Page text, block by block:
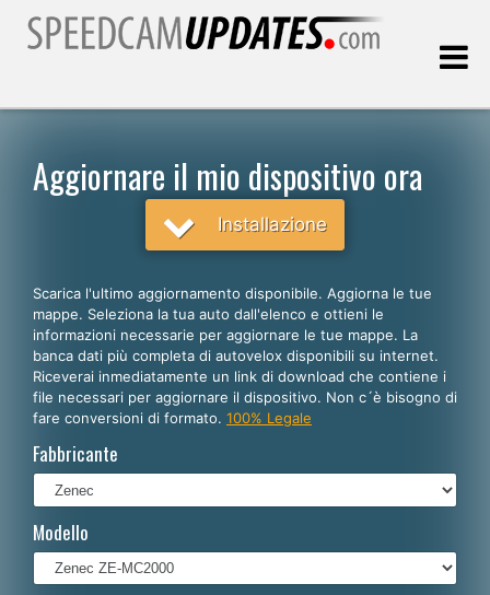
Italiano
English
Español
Deutsch
Polski
Aggiornare il mio dispositivo ora
Installazione
Scarica l'ultimo aggiornamento disponibile. Aggiorna le tue
mappe. Seleziona la tua auto dall'elenco e ottieni le
informazioni necessarie per aggiornare le tue mappe. La
banca dati più completa di autovelox disponibili su internet.
Riceverai inmediatamente un link di download che contiene i
file necessari per aggiornare il dispositivo. Non c´è bisogno di
fare conversioni di formato. 100% Legale
Fabbricante
Modello